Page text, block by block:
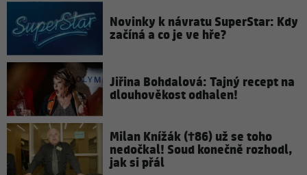
Novinky k návratu SuperStar: Kdy
začíná a co je ve hře?
Jiřina Bohdalová: Tajný recept na
dlouhověkost odhalen!
Milan Knížák (†86) už se toho
nedočkal! Soud konečně rozhodl,
jak si přál